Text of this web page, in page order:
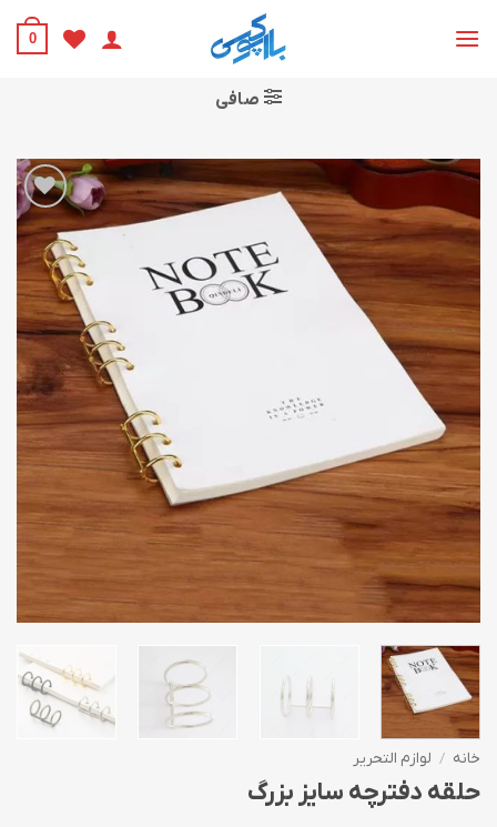
0
صافی
افزودن
به
علاقه
مندی
ها
خانه / لوازم التحریر
حلقه دفترچه سایز بزرگ